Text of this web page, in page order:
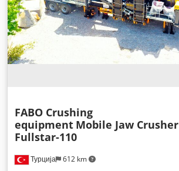
Турција 612 km
FABO Crushing
equipment Mobile Jaw Crusher
Fullstar-110